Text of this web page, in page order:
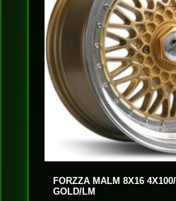
FORZZA MALM 8X16
GOLD/LM